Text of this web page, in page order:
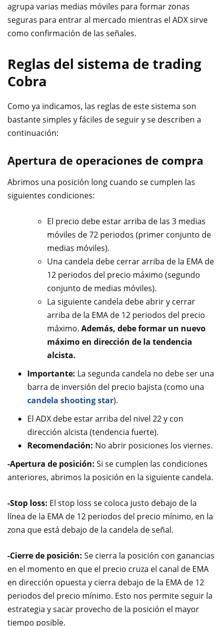
agrupa varias medias móviles para formar zonas
seguras para entrar al mercado mientras el ADX sirve
como confirmación de las señales.
Reglas del sistema de trading
Cobra
Como ya indicamos, las reglas de este sistema son
bastante simples y fáciles de seguir y se describen a
continuación:
Apertura de operaciones de compra
Abrimos una posición long cuando se cumplen las
siguientes condiciones:
El precio debe estar arriba de las 3 medias
móviles de 72 periodos (primer conjunto de
medias móviles).
Una candela debe cerrar arriba de la EMA de
12 periodos del precio máximo (segundo
conjunto de medias móviles).
La siguiente candela debe abrir y cerrar
arriba de la EMA de 12 periodos del precio
máximo. Además, debe formar un nuevo
máximo en dirección de la tendencia
alcista.
Importante: La segunda candela no debe ser una
barra de inversión del precio bajista (como una
candela shooting star).
El ADX debe estar arriba del nivel 22 y con
dirección alcista (tendencia fuerte).
Recomendación: No abrir posiciones los viernes.
-Apertura de posición: Si se cumplen las condiciones
anteriores, abrimos la posición en la siguiente candela.
-Stop loss: El stop loss se coloca justo debajo de la
línea de la EMA de 12 periodos del precio mínimo, en la
zona que está debajo de la candela de señal.
-Cierre de posición: Se cierra la posición con ganancias
en el momento en que el precio cruza el canal de EMA
en dirección opuesta y cierra debajo de la EMA de 12
periodos del precio mínimo. Esto nos permite seguir la
estrategia y sacar provecho de la posición el mayor
tiempo posible.